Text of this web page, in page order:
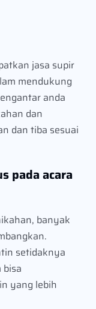
jasa supir
mendukung
anda
dan
dan tiba sesuai
pada acara
banyak
setidaknya
yang lebih